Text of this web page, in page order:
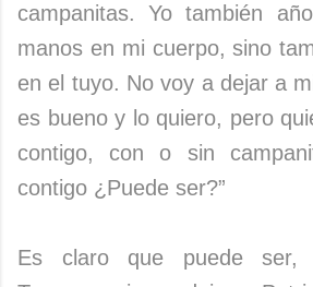
campanitas. Yo también
manos en mi cuerpo, sino
en el tuyo. No voy a dejar a
es bueno y lo quiero, pero
contigo, con o sin
contigo ¿Puede ser?”
Es claro que puede ser,